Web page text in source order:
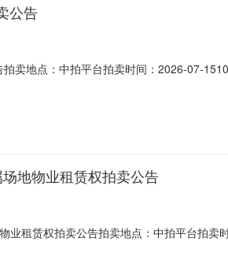
公告
卖地点：中拍平台拍卖时间：2026-07-
租面积（㎡）租赁用途出租年限（年）租金
地物业租赁权拍卖公告
租赁权拍卖公告拍卖地点：中拍平台拍